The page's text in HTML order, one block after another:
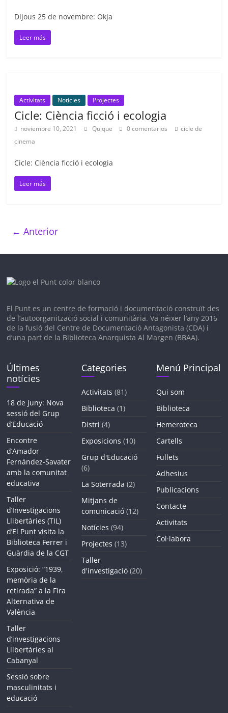
Dijous 25 de novembre: Okja
Leer más
Activitats Notícies Projectes
Cicle: Ciència ficció i ecologia
noviembre 10, 2021 Quique 0 comentarios
cicle de
cinema
Cicle: Ciència ficció i ecologia
Leer más
← Anterior
El Punt es un centre de formació i documentació construït des
de l’autoorganització social i comunitària. Va néixer l’any 2016
de la fusió del Centre de Documentació Antagonista (CDA) i
d’una part de la Biblioteca Anarquista Al Margen (BBAA).
Últimes
notícies
18 de juny: Nova
sessió del Grup
d’Educació
Encontre
d’Amador
Fernández-Savater
amb la comunitat
educativa
Taller
d’Investigacions
Llibertàries (TIL)
d’El Punt visita la
Biblioteca Ferrer i
Guàrdia de la CGT
Exposició: “1939,
memòria de la
retirada” a la Fira
Alternativa de
València
Taller
d’investigacions
Llibertàries al
Cabanyal
Sessió sobre
masculinitats i
educació
Categories
Activitats (81)
Biblioteca (1)
Distri (4)
Exposicions (10)
Grup d'Educació
(6)
La Soterrada (2)
Mitjans de
comunicació (12)
Notícies (94)
Projectes (13)
Taller
d'investigació (20)
Menú Principal
Qui som
Biblioteca
Hemeroteca
Cartells
Fullets
Adhesius
Publicacions
Contacte
Activitats
Col·labora